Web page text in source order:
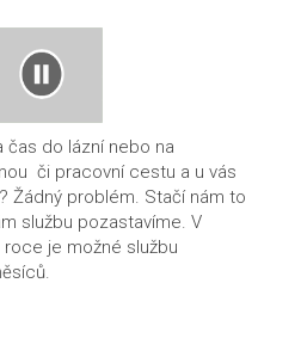
do lázní nebo na
či pracovní cestu a u vás
Žádný problém. Stačí nám to
službu pozastavíme. V
je možné službu